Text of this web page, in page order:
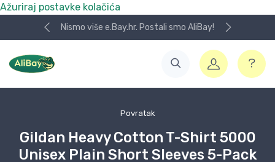
Ažuriraj postavke kolačića
Nismo više e.Bay.hr. Postali smo AliBay!
Povratak
Gildan Heavy Cotton T-Shirt 5000
Unisex Plain Short Sleeves 5-Pack